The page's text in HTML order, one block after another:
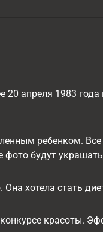
апреля 1983
ребенком.
фото будут
хотела стать
красоты.